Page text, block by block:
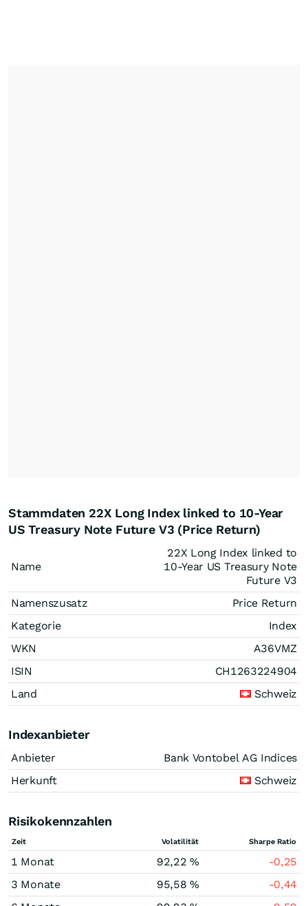
Stammdaten 22X Long Index linked to 10-Year
US Treasury Note Future V3 (Price Return)
Name
22X Long Index linked to
10-Year US Treasury Note
Future V3
Namenszusatz
Price Return
Kategorie
Index
WKN
A36VMZ
ISIN
CH1263224904
Land
Schweiz
Indexanbieter
Anbieter
Bank Vontobel AG Indices
Herkunft
Schweiz
Risikokennzahlen
Zeit Volatilität Sharpe Ratio
1 Monat 92,22 %
-0,25
3 Monate
95,58 %
-0,44